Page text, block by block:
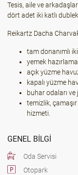
Tesis, aile ve
dört adet iki katlı
Reikartz Dacha
tam donanımlı
yemek
açık yüzme
kapalı yüzme
buhar odaları ve
temizlik,
hizmeti.
GENEL BILGI
Oda Servisi
Otopark